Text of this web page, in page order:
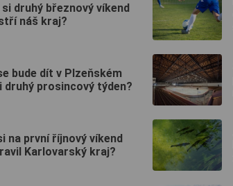
si druhý březnový víkend
náš kraj?
bude dít v Plzeňském
druhý prosincový týden?
na první říjnový víkend
Karlovarský kraj?